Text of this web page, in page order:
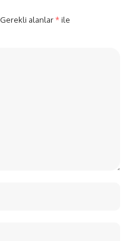
Gerekli alanlar*ile